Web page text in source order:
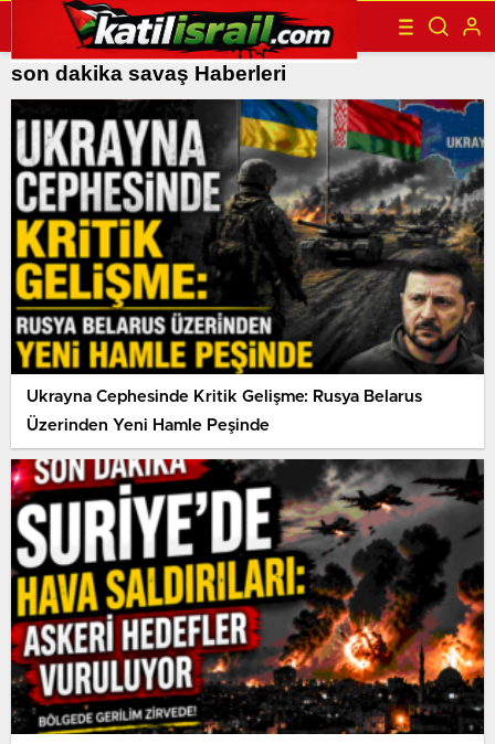
son dakika savaş Haberleri
Ukrayna Cephesinde Kritik Gelişme: Rusya Belarus
Üzerinden Yeni Hamle Peşinde